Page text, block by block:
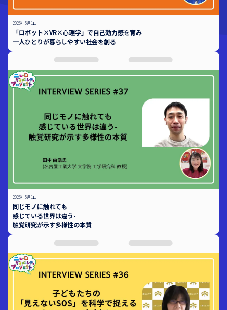
2026年5月1日
「ロボット×VR×心理学」で自己効力感を育み
一人ひとりが暮らしやすい社会を創る
2026年5月1日
同じモノに触れても
感じている世界は違う-
触覚研究が示す多様性の本質